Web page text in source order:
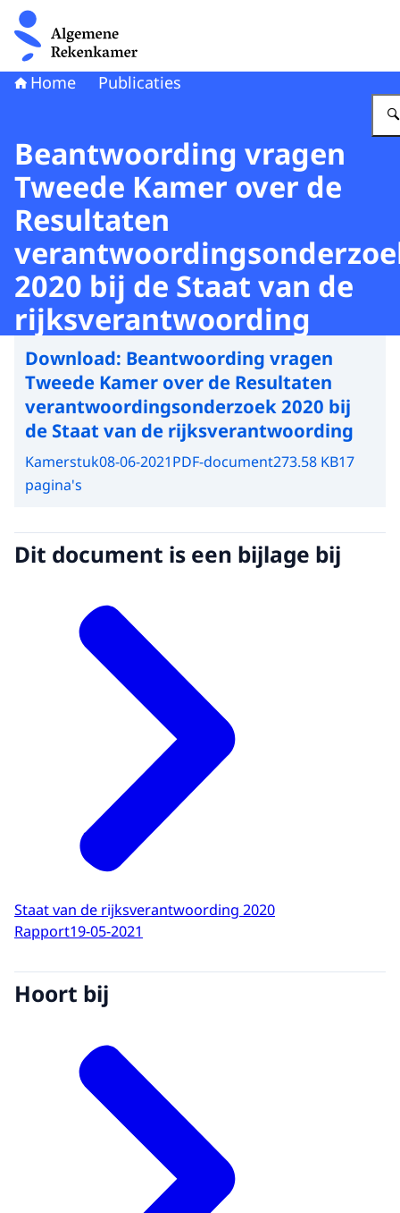
Naar de homepage van Algemene Rekenkamer
Home Publicaties
Beantwoording vragen
Tweede Kamer over de
Resultaten
2020 bij de Staat van de
rijksverantwoording
Download: Beantwoording vragen
Tweede Kamer over de Resultaten
verantwoordingsonderzoek 2020 bij
de Staat van de rijksverantwoording
Kamerstuk08-06-2021PDF-document273.58 KB17
pagina's
Dit document is een bijlage bij
Staat van de rijksverantwoording 2020
Rapport19-05-2021
Hoort bij